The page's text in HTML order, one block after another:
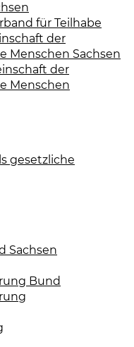
für Teilhabe
der
Menschen Sachsen
der
Menschen
gesetzliche
Sachsen
Bund